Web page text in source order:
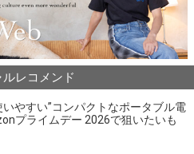
レコメンド
いやすい”コンパクトなポータブル電
プライムデー 2026で狙いたいも